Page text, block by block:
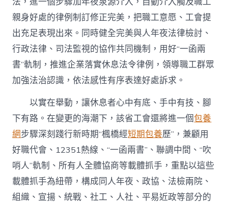
親身好處的律例制訂修正完美，把職工意愿、工會提
出充足表現出來。同時健全完美與人年夜法律檢討、
行政法律、司法監視的協作共同機制，用好“一函兩
書”軌制，推進企業落實休息法令律例，領導職工群眾
加強法治認識，依法感性有序表達好處訴求。
以實在舉動，讓休息者心中有底、手中有技、腳
下有路。在變更的海潮下，該省工會還將進一個包養
網步驟深刻踐行新時期“楓橋經短期包養歷”，兼顧用
好職代會、12351熱線、“一函兩書”、聯調中間、“吹
哨人”軌制、所有人全體協商等載體抓手，重點以這些
載體抓手為紐帶，構成同人年夜、政協、法檢兩院、
組織、宣揚、統戰、社工、人社、平易近政等部分的